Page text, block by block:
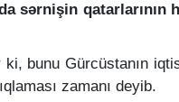
sərnişin
bunu Gürcüstanın
zamanı deyib.